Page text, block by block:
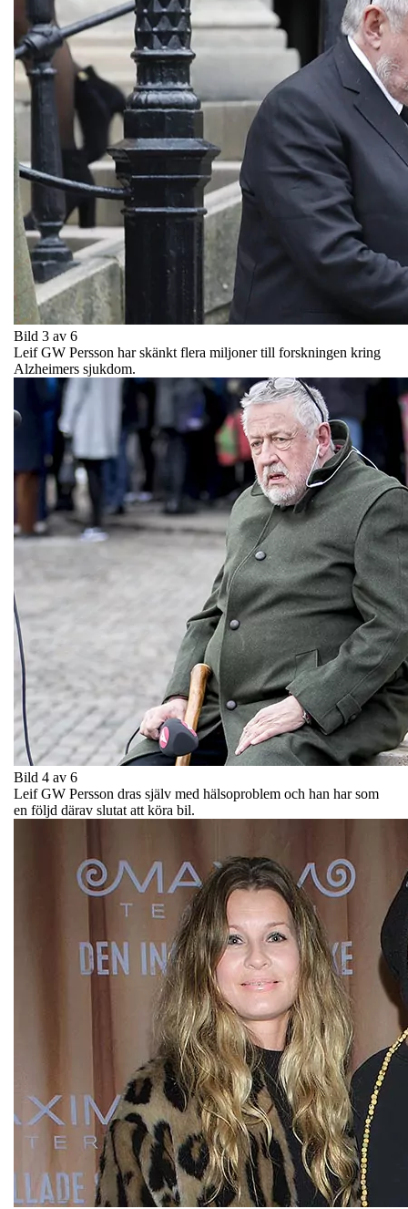
Bild 3 av 6
Leif GW Persson har skänkt flera miljoner till forskningen kring
Alzheimers sjukdom.
Bild 4 av 6
Leif GW Persson dras själv med hälsoproblem och han har som
en följd därav slutat att köra bil.